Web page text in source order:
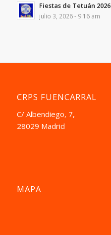
Fiestas de Tetuán 2026
julio 3, 2026 - 9:16 am
CRPS FUENCARRAL
C/ Albendiego, 7,
28029 Madrid
MAPA